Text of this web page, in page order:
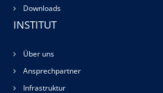
Downloads
INSTITUT
Über uns
Ansprechpartner
Infrastruktur